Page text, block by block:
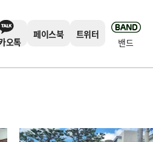
오톡
페이스북 트위터
밴드